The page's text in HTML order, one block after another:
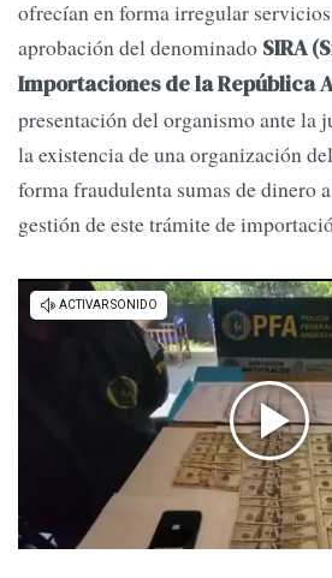
ofrecían en forma irregular
aprobación del denominado SIRA
Importaciones de la República
presentación del organismo ante la
la existencia de una organización
forma fraudulenta sumas de dinero
gestión de este trámite de